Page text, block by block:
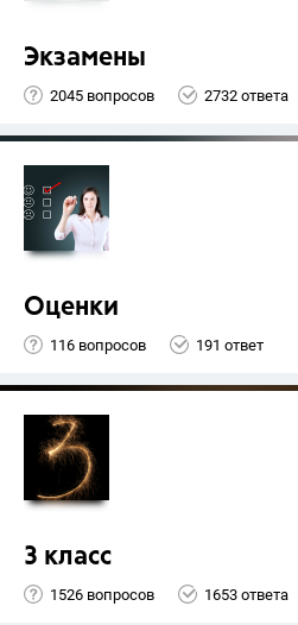
Экзамены
2045 вопросов 2732 ответа
Оценки
116 вопросов 191 ответ
3 класс
1526 вопросов 1653 ответа